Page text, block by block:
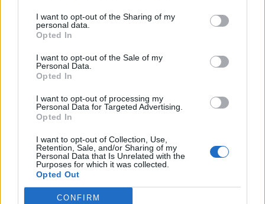
I want to opt-out of the Sharing of my
personal data.
Opted In
I want to opt-out of the Sale of my
Personal Data.
Opted In
I want to opt-out of processing my
Personal Data for Targeted Advertising.
Opted In
I want to opt-out of Collection, Use,
Retention, Sale, and/or Sharing of my
Personal Data that Is Unrelated with the
Purposes for which it was collected.
Opted Out
CONFIRM
με την παράδοση, εκεί φυλάσσονται τα λείψανα του
Αγίου Πορφυρίου, ο οποίος διετέλεσε επίσκοπος
Δεν απέχει πολύ από το νοσοκομείο αλ Άχλι που
επλήγη το βράδυ της Τρίτης, με αποτέλεσμα να
βρουν τον θάνατο 471 άνθρωποι, σύμφωνα με
απολογισμό της Χαμάς. Η ισλαμιστική οργάνωση
κατηγόρησε το Ισραήλ για το μακελειό στο
νοσοκομείο, ενώ ο ισραηλινός στρατός αποποιήθηκε